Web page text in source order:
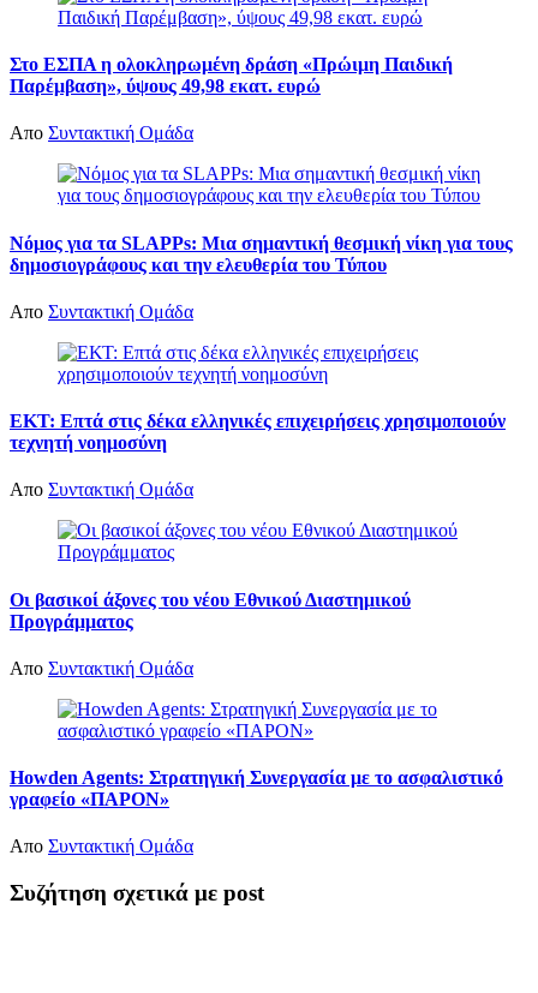
Στο ΕΣΠΑ η ολοκληρωμένη δράση «Πρώιμη Παιδική
Παρέμβαση», ύψους 49,98 εκατ. ευρώ
Απο Συντακτική Ομάδα
Νόμος για τα SLAPPs: Μια σημαντική θεσμική νίκη για τους
δημοσιογράφους και την ελευθερία του Τύπου
Απο Συντακτική Ομάδα
ΕΚΤ: Επτά στις δέκα ελληνικές επιχειρήσεις χρησιμοποιούν
τεχνητή νοημοσύνη
Απο Συντακτική Ομάδα
Οι βασικοί άξονες του νέου Εθνικού Διαστημικού
Προγράμματος
Απο Συντακτική Ομάδα
Howden Agents: Στρατηγική Συνεργασία με το ασφαλιστικό
γραφείο «ΠΑΡΟΝ»
Απο Συντακτική Ομάδα
Συζήτηση σχετικά με post